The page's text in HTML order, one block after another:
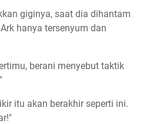
giginya, saat dia dihantam
hanya tersenyum dan
berani menyebut taktik
itu akan berakhir seperti ini.